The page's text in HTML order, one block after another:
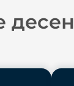
десен